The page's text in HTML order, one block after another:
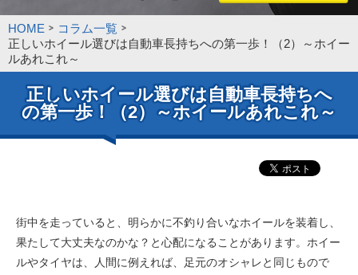
HOME
コラム一覧
正しいホイール選びは自動車長持ちへの第一歩！（2）～ホイー
ルあれこれ～
正しいホイール選びは自動車長持ちへ
の第一歩！（2）～ホイールあれこれ～
街中を走っていると、明らかに不釣り合いなホイールを装着し、
果たして大丈夫なのかな？と心配になることがあります。ホイー
ルやタイヤは、人間に例えれば、足元のオシャレと同じもので